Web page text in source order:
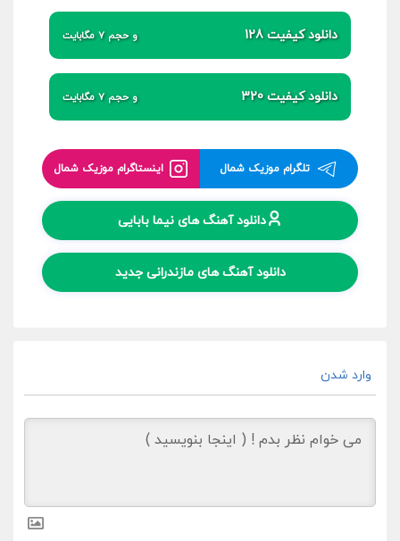
دانلود کیفیت 128 و حجم 7 مگابایت
دانلود کیفیت 320 و حجم 7 مگابایت
تلگرام موزیک شمال اینستاگرام موزیک شمال
دانلود آهنگ های نیما بابایی
دانلود آهنگ های مازندرانی جدید
وارد شدن